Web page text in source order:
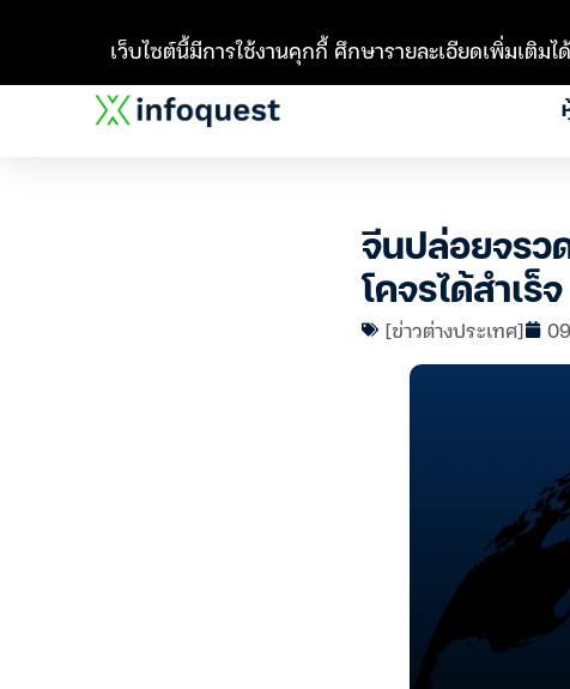
จีนปล่อยจรว
โคจรได้สำเร็จ
[ข่าวต่างประเทศ]
เว็บไซต์นี้มีการใช้งานคุกกี้ ศึกษารายละเอียดเพิ่มเติมไ